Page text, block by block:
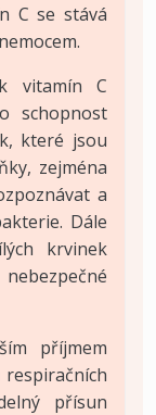
C se stává
vitamín C
schopnost
které jsou
zejména
a
Dále
krvinek
příjmem
přísun